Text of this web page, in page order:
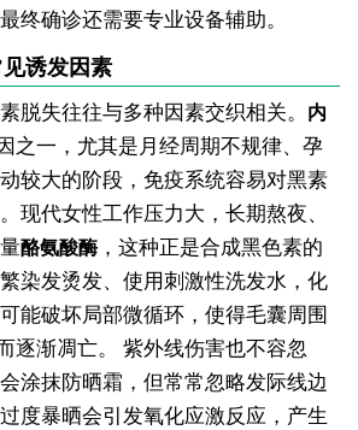
终确诊还需要专业设备辅助。
诱发因素
脱失往往与多种因素交织相关。
内
之一，尤其是月经周期不规律、孕
较大的阶段，免疫系统容易对黑素
现代女性工作压力大，长期熬夜、
酪氨酸酶，这种正是合成黑色素的
染发烫发、使用刺激性洗发水，化
能破坏局部微循环，使得毛囊周围
逐渐凋亡。
紫外线伤害也不容忽
涂抹防晒霜，但常常忽略发际线边
度暴晒会引发氧化应激反应，产生